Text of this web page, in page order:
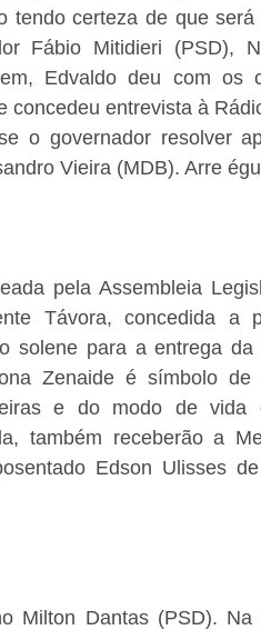
tendo certeza de que
Fábio Mitidieri (PSD),
Edvaldo deu com os
entrevista à
o governador resolver
Vieira (MDB). Arre
pela Assembleia
Távora, concedida a
solene para a entrega da
Zenaide é símbolo de
e do modo de vida
também receberão a
Edson Ulisses
Milton Dantas (PSD). Na